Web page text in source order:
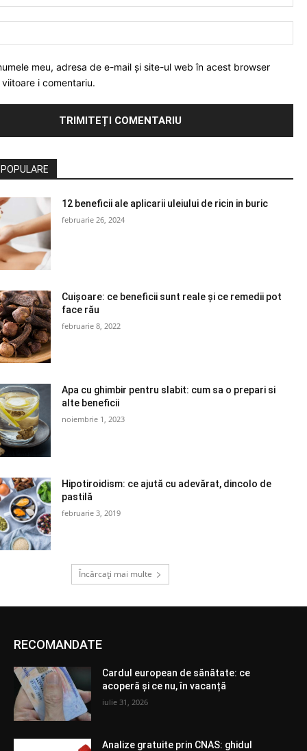
meu, adresa de e-mail și site-ul web în acest browser
i comentariu.
12 beneficii ale aplicarii uleiului de ricin in buric
februarie 26, 2024
Cuișoare: ce beneficii sunt reale și ce remedii pot
face rău
februarie 8, 2022
Apa cu ghimbir pentru slabit: cum sa o prepari si
alte beneficii
noiembrie 1, 2023
Hipotiroidism: ce ajută cu adevărat, dincolo de
pastilă
februarie 3, 2019
Încărcați mai multe
RECOMANDATE
Cardul european de sănătate: ce
acoperă și ce nu, în vacanță
iulie 31, 2026
Analize gratuite prin CNAS: ghidul